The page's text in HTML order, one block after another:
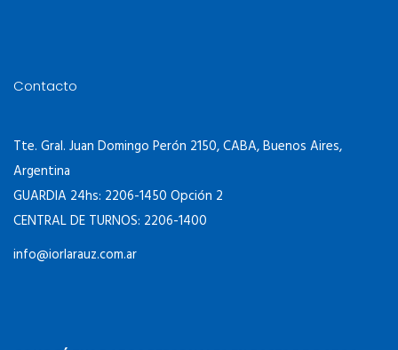
Contacto
Tte. Gral. Juan Domingo Perón 2150, CABA, Buenos Aires,
Argentina
GUARDIA 24hs: 2206-1450 Opción 2
CENTRAL DE TURNOS: 2206-1400
info@iorlarauz.com.ar